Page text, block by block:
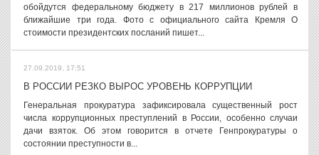
обойдутся федеральному бюджету в 217 миллионов рублей в
ближайшие три года. Фото с официального сайта Кремля О
стоимости президентских посланий пишет...
27.09.2019, 17:51
В РОССИИ РЕЗКО ВЫРОС УРОВЕНЬ КОРРУПЦИИ
Генеральная прокуратура зафиксировала существенный рост
числа коррупционных преступлений в России, особенно случаи
дачи взяток. Об этом говорится в отчете Генпрокуратуры о
состоянии преступности в...